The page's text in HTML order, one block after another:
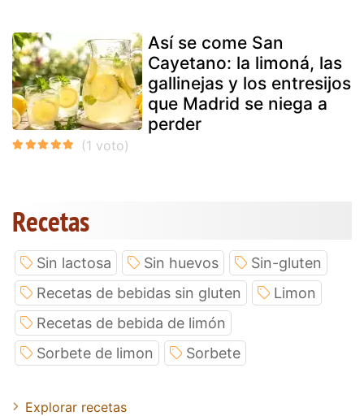
Así se come San
Cayetano: la limoná, las
gallinejas y los entresijos
que Madrid se niega a
perder
Recetas
Sin lactosa Sin huevos
Sin-gluten
Recetas de bebidas sin gluten
Limon
Recetas de bebida de limón
Sorbete de limon
Sorbete
Explorar recetas